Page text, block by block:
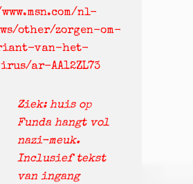
nl-
other/zorgen-om-
van-het-
ar-AA12ZL73
Ziek: huis op
Funda hangt vol
nazi-meuk.
Inclusief tekst
van ingang